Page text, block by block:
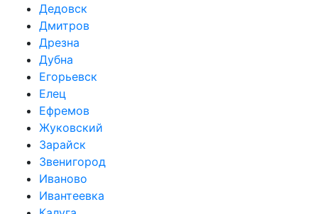
Дедовск
Дмитров
Дрезна
Дубна
Егорьевск
Елец
Ефремов
Жуковский
Зарайск
Звенигород
Иваново
Ивантеевка